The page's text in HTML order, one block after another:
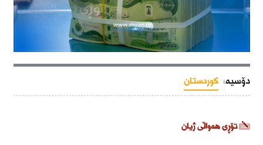
دۆسیە:کوردستان
تۆڕی هەواڵی ژیان